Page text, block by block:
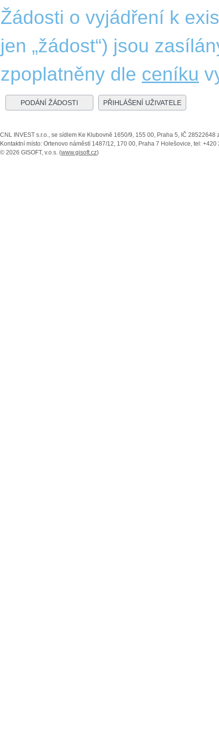
Žádosti o vyjádření k
jen „žádost“) jsou
zpoplatněny dle ceníku
PODÁNÍ ŽÁDOSTI PŘIHLÁŠENÍ UŽIVATELE
CNL INVEST s.r.o., se sídlem Ke Klubovně 1650/9, 155 00, Praha 5, IČ
Kontaktní místo: Ortenovo náměstí 1487/12, 170 00, Praha 7 Holešovice, tel:
© 2026 GISOFT, v.o.s. (www.gisoft.cz)